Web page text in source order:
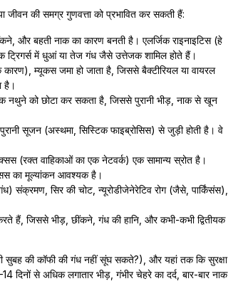
की समग्र गुणवत्ता को प्रभावित कर सकती हैं:
और बहती नाक का कारण बनती है। एलर्जिक राइनाइटिस (हे
ट्रिगर्स में धुआं या तेज गंध जैसे उत्तेजक शामिल होते हैं।
म्यूकस जमा हो जाता है, जिससे बैक्टीरियल या वायरल
है।
नथुने को छोटा कर सकता है, जिससे पुरानी भीड़, नाक से खून
पुरानी सूजन (अस्थमा, सिस्टिक फाइब्रोसिस) से जुड़ी होती है। वे
(रक्त वाहिकाओं का एक नेटवर्क) एक सामान्य स्रोत है।
का मूल्यांकन आवश्यक है।
गंध) संक्रमण, सिर की चोट, न्यूरोडीजेनेरेटिव रोग (जैसे, पार्किंसंस),
हैं, जिससे भीड़, छींकने, गंध की हानि, और कभी-कभी द्वितीयक
सुबह की कॉफी की गंध नहीं सूंघ सकते?), और यहां तक कि सुरक्षा
से अधिक लगातार भीड़, गंभीर चेहरे का दर्द, बार-बार नाक